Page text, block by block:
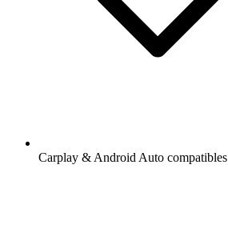
Carplay & Android Auto compatibles